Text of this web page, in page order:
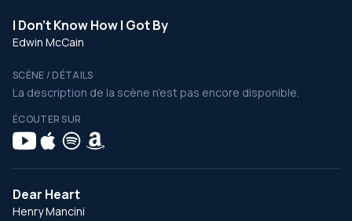
I Don't Know How I Got By
Edwin McCain
SCÈNE / DÉTAILS
La description de la scène n’est pas encore disponible.
ÉCOUTER SUR
Dear Heart
Henry Mancini